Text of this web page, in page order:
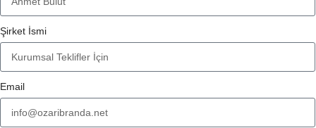
Şirket İsmi
Email